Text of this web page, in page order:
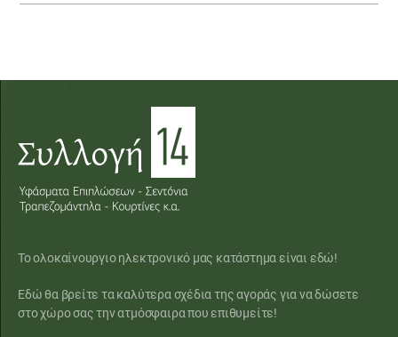
Το ολοκαίνουργιο ηλεκτρονικό μας κατάστημα είναι εδώ!
Εδώ θα βρείτε τα καλύτερα σχέδια της αγοράς για να δώσετε
στο χώρο σας την ατμόσφαιρα που επιθυμείτε!